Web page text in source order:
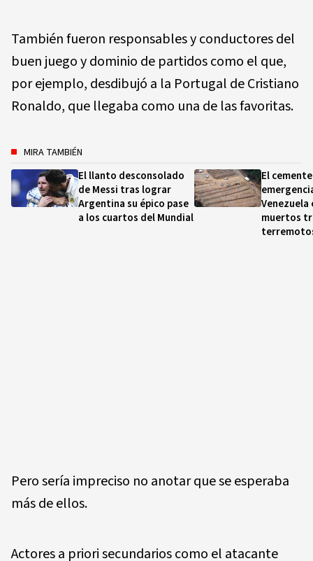
También fueron responsables y conductores del
buen juego y dominio de partidos como el que,
por ejemplo, desdibujó a la Portugal de Cristiano
Ronaldo, que llegaba como una de las favoritas.
MIRA TAMBIÉN
El llanto desconsolado
de Messi tras lograr
Argentina su épico pase
a los cuartos del Mundial
El
muertos
Pero sería impreciso no anotar que se esperaba
más de ellos.
Actores a priori secundarios como el atacante